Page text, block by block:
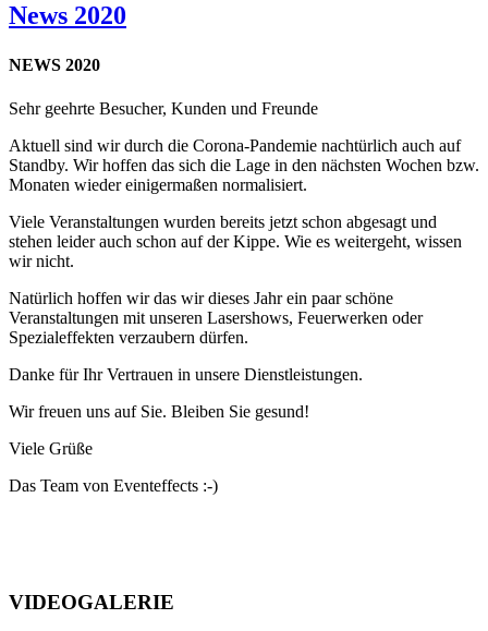
News 2020
NEWS 2020
Sehr geehrte Besucher, Kunden und Freunde
Aktuell sind wir durch die Corona-Pandemie nachtürlich auch auf
Standby. Wir hoffen das sich die Lage in den nächsten Wochen bzw.
Monaten wieder einigermaßen normalisiert.
Viele Veranstaltungen wurden bereits jetzt schon abgesagt und
stehen leider auch schon auf der Kippe. Wie es weitergeht, wissen
wir nicht.
Natürlich hoffen wir das wir dieses Jahr ein paar schöne
Veranstaltungen mit unseren Lasershows, Feuerwerken oder
Spezialeffekten verzaubern dürfen.
Danke für Ihr Vertrauen in unsere Dienstleistungen.
Wir freuen uns auf Sie. Bleiben Sie gesund!
Viele Grüße
Das Team von Eventeffects :-)
VIDEOGALERIE